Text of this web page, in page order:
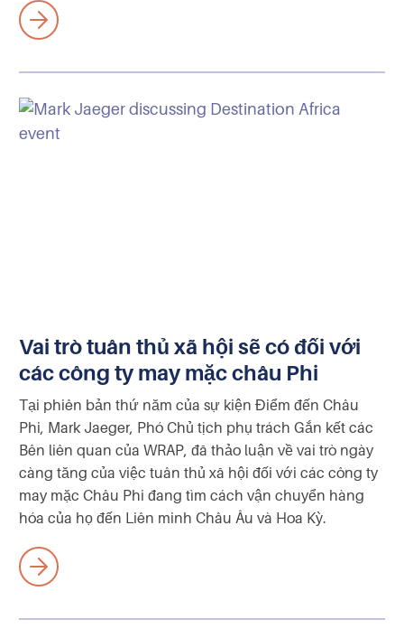
Vai trò tuân thủ xã hội sẽ có đối với
các công ty may mặc châu Phi
Tại phiên bản thứ năm của sự kiện Điểm đến Châu
Phi, Mark Jaeger, Phó Chủ tịch phụ trách Gắn kết các
Bên liên quan của WRAP, đã thảo luận về vai trò ngày
càng tăng của việc tuân thủ xã hội đối với các công ty
may mặc Châu Phi đang tìm cách vận chuyển hàng
hóa của họ đến Liên minh Châu Âu và Hoa Kỳ.